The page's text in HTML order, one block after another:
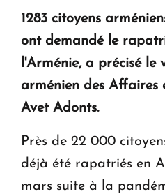
KASA : 30 ans d'audace,
en Arménie
Le premier hôtel Hyatt
1283 citoyens
ont demandé le
l'Arménie, a précisé le
arménien des Affaires
Avet Adonts.
Près de 22 000
déjà été rapatriés en
mars suite à la